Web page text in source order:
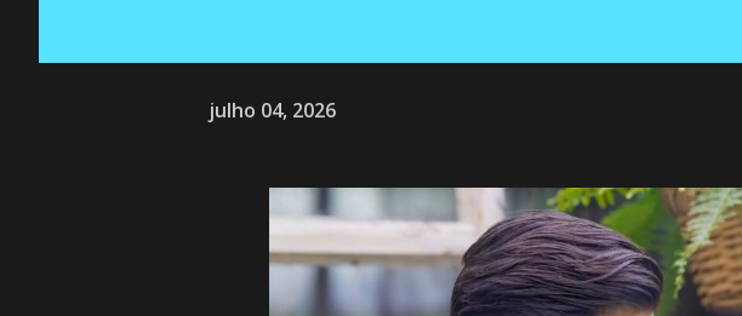
julho 04, 2026